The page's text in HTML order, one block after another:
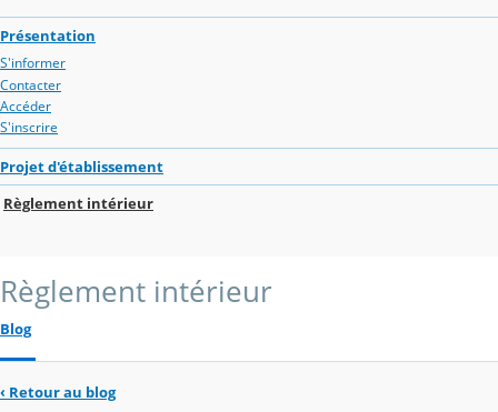
Présentation
S'informer
Contacter
Accéder
S'inscrire
Projet d'établissement
Règlement intérieur
Règlement intérieur
Blog
‹ Retour au blog